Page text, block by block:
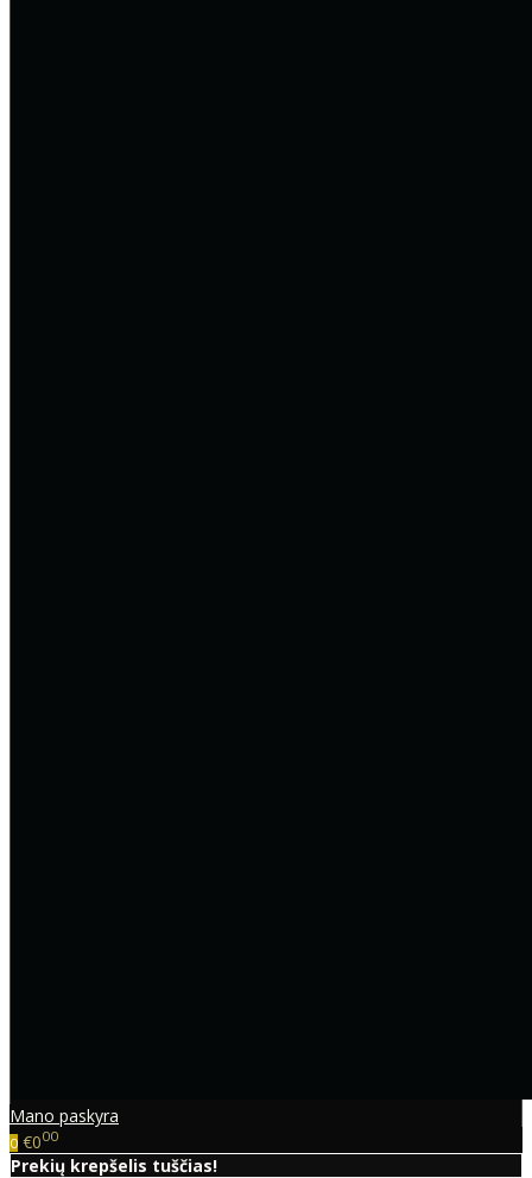
Mano paskyra
0 €000
Prekių krepšelis tuščias!